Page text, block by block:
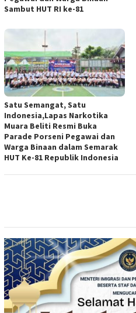
Sambut HUT RI ke-81
Satu Semangat, Satu
Indonesia,Lapas Narkotika
Muara Beliti Resmi Buka
Parade Porseni Pegawai dan
Warga Binaan dalam Semarak
HUT Ke-81 Republik Indonesia